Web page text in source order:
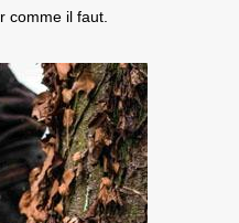
comme il faut.